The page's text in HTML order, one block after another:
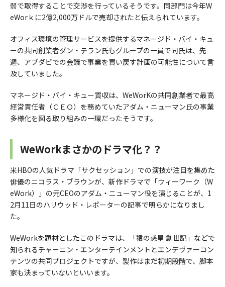
弱で取得することで交渉を行っているそうです。同部門は今年W
eWorｋに2億2,000万ドルで売却されたと伝えられています。
オフィス環境の管理サービスを提供するマネージド・バイ・キュ
ーの共同創業者ダン・テラン氏もグループの一員で同氏は、先
週、アブダビでの会議で事業を買い戻す計画の可能性について言
及していました。
マネージド・バイ・キュー買収は、WeWorKの共同創業者で最高
経営責任者（ＣＥＯ）を務めていたアダム・ニューマン氏の事業
多様化を図る取り組みの一環だったそうです。
WeWorkまさかのドラマ化？？
米HBOの人気ドラマ「サクセッション」での演技が注目を集めた
俳優のニコラス・ブラウンが、新作ドラマで「ウィーワーク（W
eWork）」の元CEOのアダム・ニューマン役を演じることが、1
2月11日のハリウッド・レポーターの記事で明らかになりまし
た。
WeWorkを題材としたこのドラマは、「猿の惑星 創世記」などで
知られるチャーニン・エンターテインメントとエンデヴァーコン
テンツの共同プロジェクトですが、製作はまだ初期段階で、脚本
家も決まっていないといいます。